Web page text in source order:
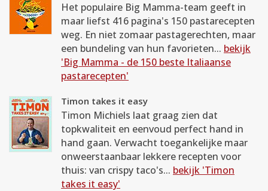
Het populaire Big Mamma-team geeft in
maar liefst 416 pagina's 150 pastarecepten
weg. En niet zomaar pastagerechten, maar
een bundeling van hun favorieten... bekijk
'Big Mamma - de 150 beste Italiaanse
pastarecepten'
Timon takes it easy
Timon Michiels laat graag zien dat
topkwaliteit en eenvoud perfect hand in
hand gaan. Verwacht toegankelijke maar
onweerstaanbaar lekkere recepten voor
thuis: van crispy taco's... bekijk 'Timon
takes it easy'